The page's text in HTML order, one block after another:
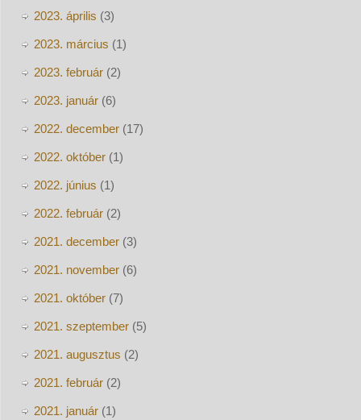
2023. április (3)
2023. március (1)
2023. február(2)
2023. január(6)
2022. december(17)
2022. október(1)
2022. június (1)
2022. február(2)
2021. december(3)
2021. november(6)
2021. október(7)
2021. szeptember(5)
2021. augusztus (2)
2021. február(2)
2021. január(1)